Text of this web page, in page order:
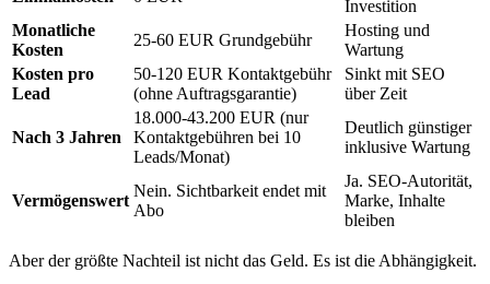
Investition
Monatliche
Kosten
25-60 EUR Grundgebühr
Hosting und
Wartung
Kosten pro
Lead
50-120 EUR Kontaktgebühr
(ohne Auftragsgarantie)
Sinkt mit SEO
über Zeit
Nach 3 Jahren
18.000-43.200 EUR (nur
Kontaktgebühren bei 10
Leads/Monat)
Deutlich günstiger
inklusive Wartung
Vermögenswert
Nein. Sichtbarkeit endet mit
Abo
Ja. SEO-Autorität,
Marke, Inhalte
bleiben
Aber der größte Nachteil ist nicht das Geld. Es ist die Abhängigkeit.